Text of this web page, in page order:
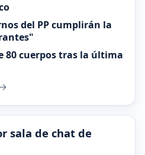
del PP cumplirán la
80 cuerpos tras la última
sala de chat de